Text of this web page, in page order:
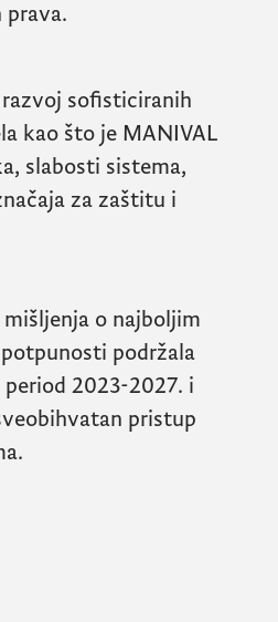
sofisticiranih
kao što je MANIVAL
slabosti sistema,
za zaštitu i
o najboljim
podržala
period 2023-2027. i
pristup